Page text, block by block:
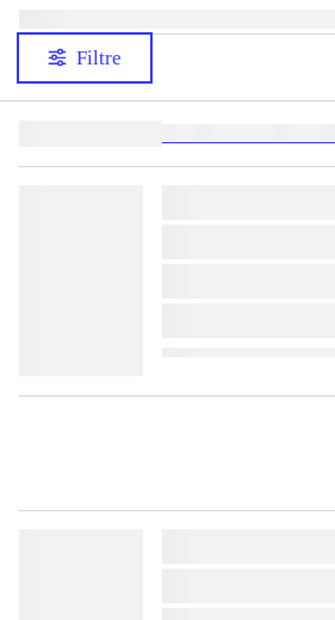
Filtre
lorem ipsum
lorem ipsum